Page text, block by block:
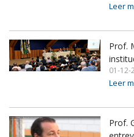
Leer
Prof.
01-12-
Leer
Prof.